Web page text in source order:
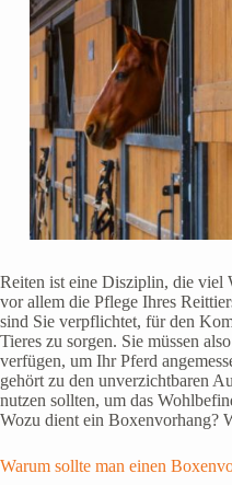
Reiten ist eine Disziplin, die
vor allem die Pflege Ihres
sind Sie verpflichtet, für den
Tieres zu sorgen. Sie müssen
verfügen, um Ihr Pferd
gehört zu den unverzichtbaren
nutzen sollten, um das
Wozu dient ein Boxenvorhang?
Warum sollte man einen